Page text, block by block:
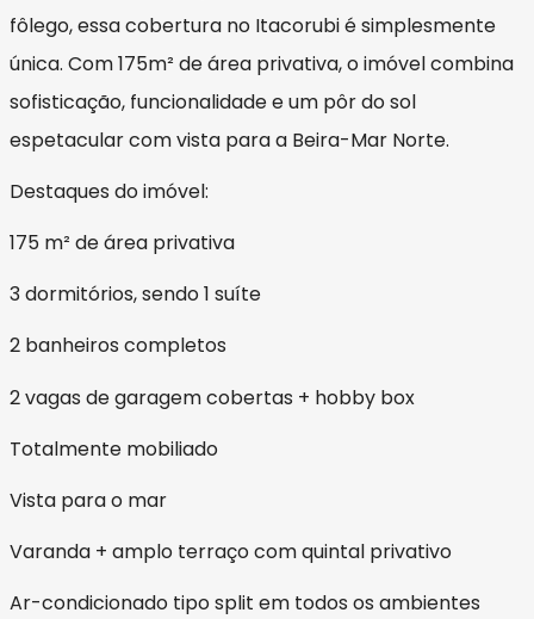
fôlego, essa cobertura no Itacorubi é simplesmente
única. Com 175m² de área privativa, o imóvel combina
sofisticação, funcionalidade e um pôr do sol
espetacular com vista para a Beira-Mar Norte.
Destaques do imóvel:
175 m² de área privativa
3 dormitórios, sendo 1 suíte
2 banheiros completos
2 vagas de garagem cobertas + hobby box
Totalmente mobiliado
Vista para o mar
Varanda + amplo terraço com quintal privativo
Ar-condicionado tipo split em todos os ambientes